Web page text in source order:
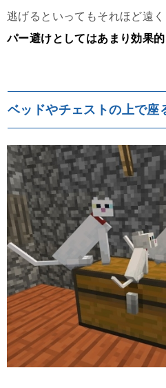
逃げるといってもそれほど遠く
パー避けとしてはあまり効果的
ベッドやチェストの上で座